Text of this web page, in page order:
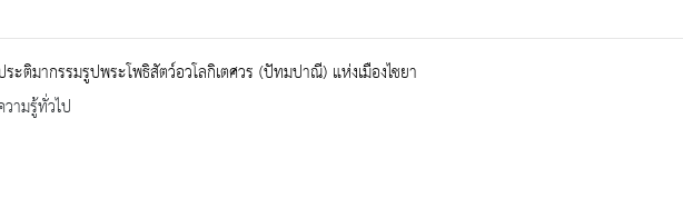
ะติมากรรมรูปพระโพธิสัตว์อวโลกิเตศวร (ปัทมปาณี) แห่งเมืองไชยา
ามรู้ทั่วไป